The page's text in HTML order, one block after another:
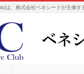
は、株式会社ベネシードが主催す